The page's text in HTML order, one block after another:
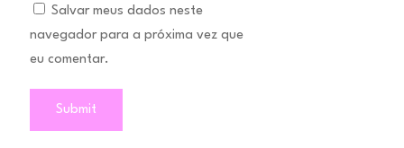
Salvar meus dados neste
navegador para a próxima vez que
eu comentar.